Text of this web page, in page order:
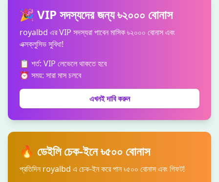
🎉 VIP সদস্যদের জন্য ৳২০০০ বোনাস
royalbd এর VIP সদস্যরা পাবেন মাসিক ৳২০০০ বোনাস এবং
এক্সক্লুসিভ সুবিধা!
📋 শর্ত: VIP লেভেলে থাকতে হবে
⏰ সময়: সারা মাস চলবে
এখনই দাবি করুন
🔥 ডেইলি চেক-ইনে ৳৫০০ বোনাস
প্রতিদিন royalbd এ চেক-ইন করে পান ৳৫০০ বোনাস এবং গিফট!